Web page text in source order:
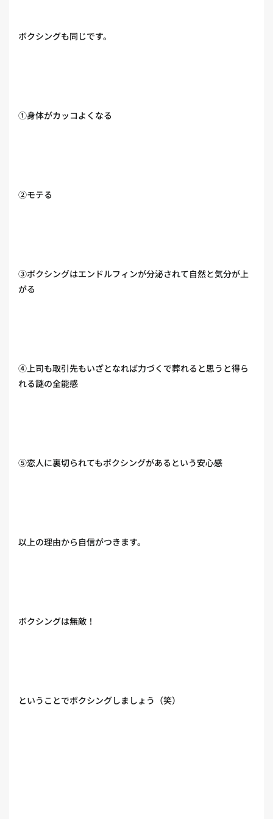
ボクシングも同じです。
①身体がカッコよくなる
②モテる
③ボクシングはエンドルフィンが分泌されて自然と気分が上
がる
④上司も取引先もいざとなれば力づくで葬れると思うと得ら
れる謎の全能感
⑤恋人に裏切られてもボクシングがあるという安心感
以上の理由から自信がつきます。
ボクシングは無敵！
ということでボクシングしましょう（笑）